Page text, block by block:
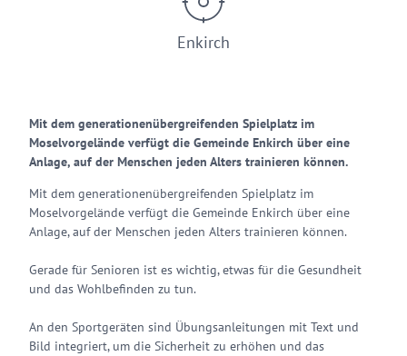
Enkirch
Mit dem generationenübergreifenden Spielplatz im
Moselvorgelände verfügt die Gemeinde Enkirch über eine
Anlage, auf der Menschen jeden Alters trainieren können.
Mit dem generationenübergreifenden Spielplatz im
Moselvorgelände verfügt die Gemeinde Enkirch über eine
Anlage, auf der Menschen jeden Alters trainieren können.
Gerade für Senioren ist es wichtig, etwas für die Gesundheit
und das Wohlbefinden zu tun.
An den Sportgeräten sind Übungsanleitungen mit Text und
Bild integriert, um die Sicherheit zu erhöhen und das